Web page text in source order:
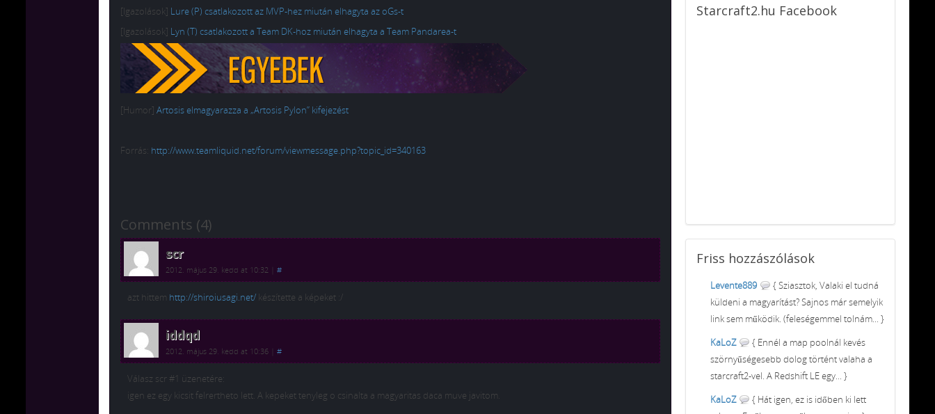
[Igazolások] Lure (P) csatlakozott az MVP-hez miután elhagyta az oGs-t
[Igazolások] Lyn (T) csatlakozott a Team DK-hoz miután elhagyta a Team Pandarea-t
[Humor] Artosis elmagyarazza a „Artosis Pylon” kifejezést
Forrás: http://www.teamliquid.net/forum/viewmessage.php?topic_id=340163
Comments (4)
scr
2012. május 29. kedd at 10:32 #
azt hittem http://shiroiusagi.net/ készítette a képeket :/
iddqd
2012. május 29. kedd at 10:36 #
Válasz scr #1 üzenetére:
igen ez egy kicsit felrertheto lett. A kepeket tenyleg o csinalta a magyaritas daca muve javitom.
Starcraft2.hu Facebook
Friss hozzászólások
Levente889
{ Sziasztok, Valaki el tudná
küldeni a magyarítást? Sajnos már semelyik
link sem működik. (feleségemmel tolnám... }
KaLoZ
{ Ennél a map poolnál kevés
szörnyűségesebb dolog történt valaha a
starcraft2-vel. A Redshift LE egy... }
KaLoZ
{ Hát igen, ez is időben ki lett